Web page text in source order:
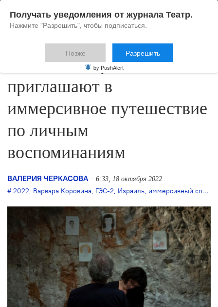
В «ГЭС-2» зрителей
приглашают в
иммерсивное путешествие
по личным
воспоминаниям
ВАЛЕРИЯ ЧЕРКАСОВА 6:33, 18 октября 2022
2022, Варвара Коровина, ГЭС-2, Израиль, иммерсивный спектакль
Получать уведомления от журнала Театр.
Нажмите "Разрешить", чтобы подписаться.
Позже Разрешить
by PushAlert